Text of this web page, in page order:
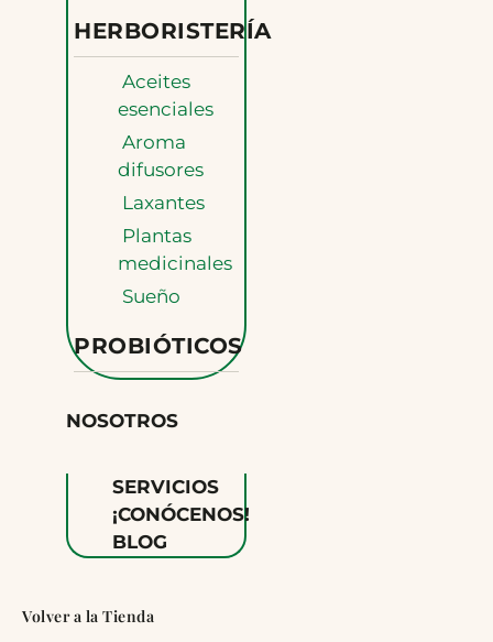
HERBORISTERÍA
Aceites
esenciales
Aroma
difusores
Laxantes
Plantas
medicinales
Sueño
PROBIÓTICOS
NOSOTROS
SERVICIOS
¡CONÓCENOS!
BLOG
Volver a la Tienda